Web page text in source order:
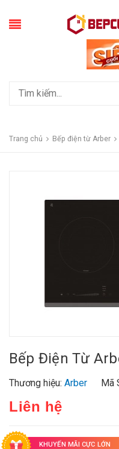
Trang chủ Bếp điện từ Arber
Bếp Điện Từ
Thương hiệu: Arber Mã
Liên hệ
KHUYẾN MÃI CỰC LỚN